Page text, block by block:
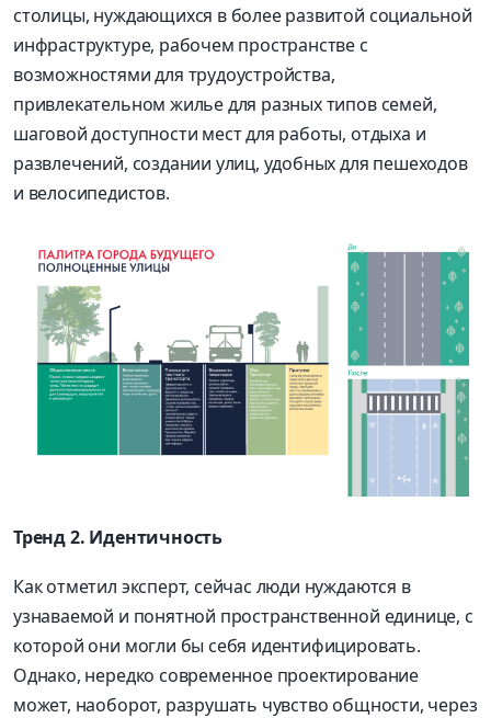
столицы, нуждающихся в более развитой социальной
инфраструктуре, рабочем пространстве с
возможностями для трудоустройства,
привлекательном жилье для разных типов семей,
шаговой доступности мест для работы, отдыха и
развлечений, создании улиц, удобных для пешеходов
и велосипедистов.
Тренд 2. Идентичность
Как отметил эксперт, сейчас люди нуждаются в
узнаваемой и понятной пространственной единице, с
которой они могли бы себя идентифицировать.
Однако, нередко современное проектирование
может, наоборот, разрушать чувство общности, через